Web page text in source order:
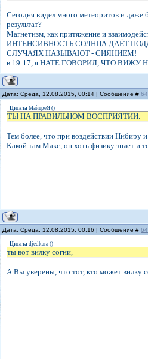
Сегодня видел много метеоритов и
результат?
Магнетизм, как притяжение и
ИНТЕНСИВНОСТЬ СОЛНЦА ДАЁТ
СЛУЧАЯХ НАЗЫВАЮТ - СИЯНИЕМ!
в 19:17, я НАТЕ ГОВОРИЛ, ЧТО
Дата: Среда, 12.08.2015, 00:14 | Сообщение #
Цитата МайтреЯ ()
ТЫ НА ПРАВИЛЬНОМ ВОСПРИЯТИИ.
Тем более, что при воздействии Нибиру
Какой там Макс, он хоть физику знает и
Дата: Среда, 12.08.2015, 00:16 | Сообщение #
Цитата djedkara ()
ты вот вилку согни,
А Вы уверены, что тот, кто может вилку